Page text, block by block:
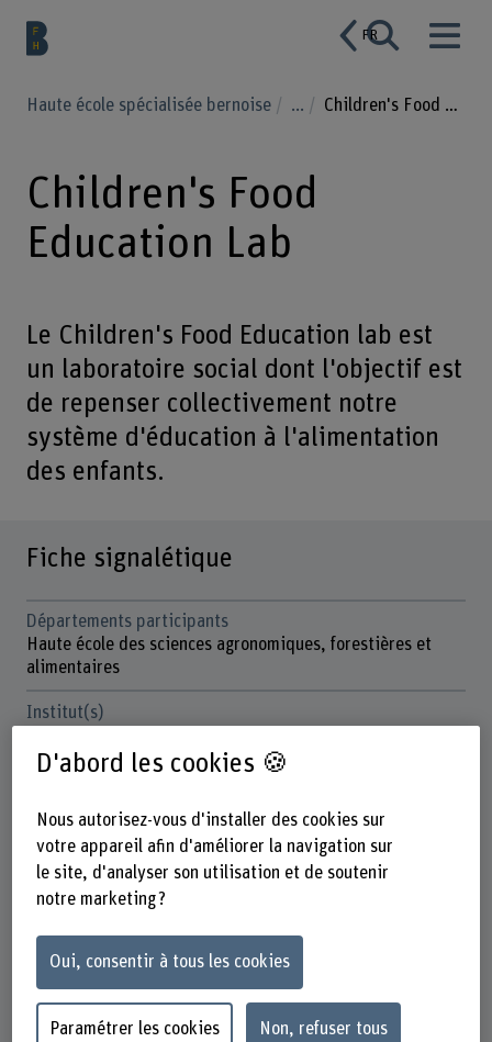
FR
Haute école spécialisée bernoise ... Children's Food Education Lab
Children's Food
Education Lab
Le Children's Food Education lab est
un laboratoire social dont l'objectif est
de repenser collectivement notre
système d'éducation à l'alimentation
des enfants.
Fiche signalétique
Départements participants
Haute école des sciences agronomiques, forestières et
alimentaires
Institut(s)
Organisation d'encouragement
Autres
01.11.2024 - 30.06.2026
Direction du projet
Charlotte Bourcet
D'abord les cookies 🍪
Nous autorisez-vous d'installer des cookies sur
votre appareil afin d'améliorer la navigation sur
le site, d'analyser son utilisation et de soutenir
notre marketing ?
Oui, consentir à tous les cookies
Paramétrer les cookies Non, refuser tous